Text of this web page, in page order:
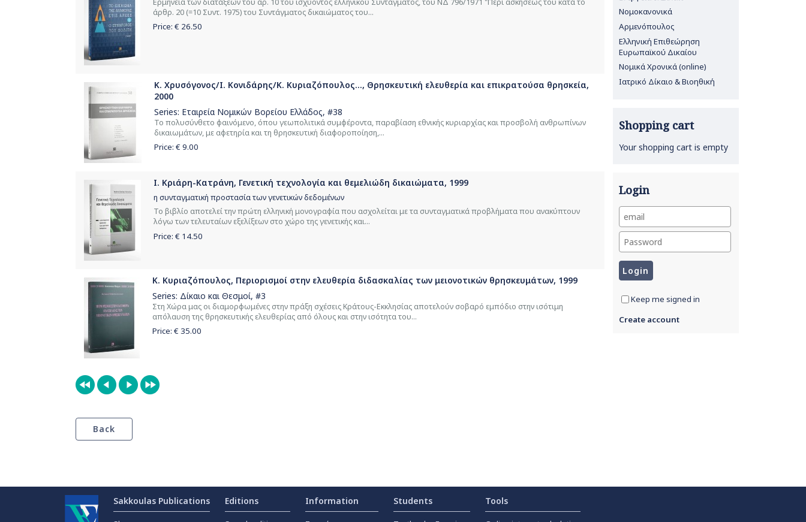
Ερμηνεία των διατάξεων του άρ. 10 του ισχύοντος ελληνικού Συντάγματος, του ΝΔ 796/1971 "Περί ασκήσεως του κατά το
άρθρ. 20 (=10 Συντ. 1975) του Συντάγματος δικαιώματος του...
Price: € 26.50
Κ. Χρυσόγονος/Ι. Κονιδάρης/Κ. Κυριαζόπουλος..., Θρησκευτική ελευθερία και επικρατούσα θρησκεία,
2000
Series: Εταιρεία Νομικών Βορείου Ελλάδος, #38
Το πολυσύνθετο φαινόμενο, όπου γεωπολιτικά συμφέροντα, παραβίαση εθνικής κυριαρχίας και προσβολή ανθρωπίνων
δικαιωμάτων, με αφετηρία και τη θρησκευτική διαφοροποίηση,...
Price: € 9.00
Ι. Κριάρη-Κατράνη, Γενετική τεχνολογία και θεμελιώδη δικαιώματα, 1999
η συνταγματική προστασία των γενετικών δεδομένων
Το βιβλίο αποτελεί την πρώτη ελληνική μονογραφία που ασχολείται με τα συνταγματικά προβλήματα που ανακύπτουν
λόγω των τελευταίων εξελίξεων στο χώρο της γενετικής και...
Price: € 14.50
Κ. Κυριαζόπουλος, Περιορισμοί στην ελευθερία διδασκαλίας των μειονοτικών θρησκευμάτων, 1999
Series: Δίκαιο και Θεσμοί, #3
Στη Χώρα μας οι διαμορφωμένες στην πράξη σχέσεις Κράτους-Εκκλησίας αποτελούν σοβαρό εμπόδιο στην ισότιμη
απόλαυση της θρησκευτικής ελευθερίας από όλους και στην ισότητα του...
Price: € 35.00
Νομοκανονικά
Αρμενόπουλος
Ελληνική Επιθεώρηση
Ευρωπαϊκού Δικαίου
Νομικά Χρονικά (online)
Ιατρικό Δίκαιο & Βιοηθική
Shopping cart
Your shopping cart is empty
Login
Keep me signed in
Create account
Sakkoulas Publications Editions Information Students Tools